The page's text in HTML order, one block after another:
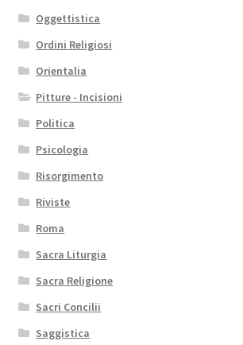
Oggettistica
Ordini Religiosi
Orientalia
Pitture - Incisioni
Politica
Psicologia
Risorgimento
Riviste
Roma
Sacra Liturgia
Sacra Religione
Sacri Concilii
Saggistica